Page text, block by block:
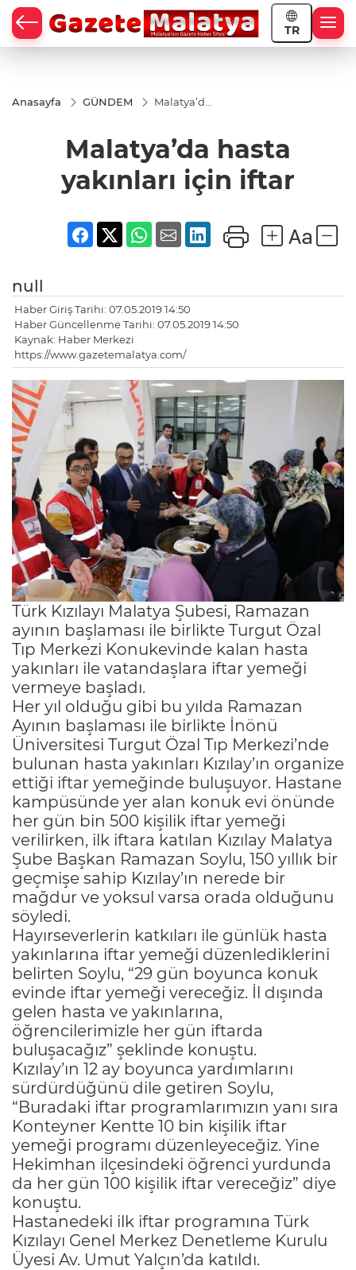
TR
Anasayfa GÜNDEM
Malatya’da
için iftar
Malatya’da hasta
yakınları için iftar
null
Haber Giriş Tarihi: 07.05.2019 14:50
Haber Güncellenme Tarihi: 07.05.2019 14:50
Kaynak: Haber Merkezi
https://www.gazetemalatya.com/
Türk Kızılayı Malatya Şubesi, Ramazan
ayının başlaması ile birlikte Turgut Özal
Tıp Merkezi Konukevinde kalan hasta
yakınları ile vatandaşlara iftar yemeği
vermeye başladı.
Her yıl olduğu gibi bu yılda Ramazan
Ayının başlaması ile birlikte İnönü
Üniversitesi Turgut Özal Tıp Merkezi’nde
bulunan hasta yakınları Kızılay’ın organize
ettiği iftar yemeğinde buluşuyor. Hastane
kampüsünde yer alan konuk evi önünde
her gün bin 500 kişilik iftar yemeği
verilirken, ilk iftara katılan Kızılay Malatya
Şube Başkan Ramazan Soylu, 150 yıllık bir
geçmişe sahip Kızılay’ın nerede bir
mağdur ve yoksul varsa orada olduğunu
söyledi.
Hayırseverlerin katkıları ile günlük hasta
yakınlarına iftar yemeği düzenlediklerini
belirten Soylu, “29 gün boyunca konuk
evinde iftar yemeği vereceğiz. İl dışında
gelen hasta ve yakınlarına,
öğrencilerimizle her gün iftarda
buluşacağız” şeklinde konuştu.
Kızılay’ın 12 ay boyunca yardımlarını
sürdürdüğünü dile getiren Soylu,
“Buradaki iftar programlarımızın yanı sıra
Konteyner Kentte 10 bin kişilik iftar
yemeği programı düzenleyeceğiz. Yine
Hekimhan ilçesindeki öğrenci yurdunda
da her gün 100 kişilik iftar vereceğiz” diye
konuştu.
Hastanedeki ilk iftar programına Türk
Kızılayı Genel Merkez Denetleme Kurulu
Üyesi Av. Umut Yalçın’da katıldı.